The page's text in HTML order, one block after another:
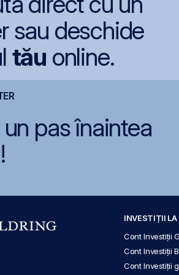
sau deschide
tău online.
pas înaintea
INVESTIȚII LA
Cont Investiții
Cont Investiții
Cont Investiții